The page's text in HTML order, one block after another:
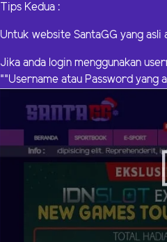
Tips Kedua :
Untuk website SantaGG yang
Jika anda login menggunakan
""Username atau Password yang